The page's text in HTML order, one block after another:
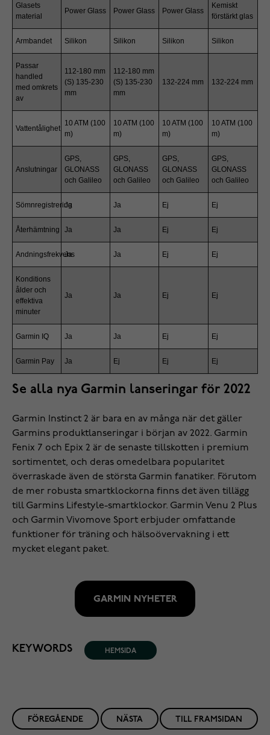
Glasets
material
Power Glass Power Glass Power Glass
Kemiskt
förstärkt glas
Armbandet Silikon Silikon Silikon Silikon
Passar
handled
med omkrets
av
112-180 mm
(S) 135-230
mm
112-180 mm
(S) 135-230
mm
132-224 mm 132-224 mm
Vattentålighet
10 ATM (100
m)
10 ATM (100
m)
10 ATM (100
m)
10 ATM (100
m)
Anslutningar
GPS,
GLONASS
och Galileo
GPS,
GLONASS
och Galileo
GPS,
GLONASS
och Galileo
GPS,
GLONASS
och Galileo
Sömnregistrering
Ja Ja Ej Ej
Återhämtning Ja Ja Ej Ej
Andningsfrekvens
Ja Ja Ej Ej
Konditions
ålder och
effektiva
minuter
Ja Ja Ej Ej
Garmin IQ Ja Ja Ej Ej
Garmin Pay Ja Ej Ej Ej
Se alla nya Garmin lanseringar för 2022
Garmin Instinct 2 är bara en av många när det gäller
Garmins produktlanseringar i början av 2022. Garmin
Fenix 7 och Epix 2 är de senaste tillskotten i premium
sortimentet, och deras omedelbara popularitet
överraskade även de största Garmin fanatiker. Förutom
de mer robusta smartklockorna finns det även tillägg
till Garmins Lifestyle-smartklockor. Garmin Venu 2 Plus
och Garmin Vivomove Sport erbjuder omfattande
funktioner för träning och hälsoövervakning i ett
mycket elegant paket.
GARMIN NYHETER
KEYWORDS HEMSIDA
FÖREGÅENDE TILL FRAMSIDAN
NÄSTA